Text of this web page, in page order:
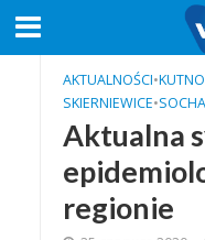
AKTUALNOŚCI•KUTNO
SKIERNIEWICE•
Aktualna
regionie